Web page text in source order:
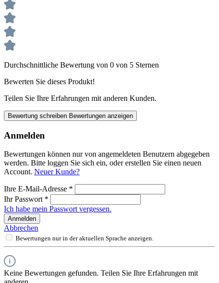
Durchschnittliche Bewertung von 0 von 5 Sternen
Bewerten Sie dieses Produkt!
Teilen Sie Ihre Erfahrungen mit anderen Kunden.
Bewertung schreiben Bewertungen anzeigen
Anmelden
Bewertungen können nur von angemeldeten Benutzern abgegeben
werden. Bitte loggen Sie sich ein, oder erstellen Sie einen neuen
Account. Neuer Kunde?
Ihre E-Mail-Adresse *
Ihr Passwort *
Ich habe mein Passwort vergessen.
Anmelden
Abbrechen
Bewertungen nur in der aktuellen Sprache anzeigen.
Keine Bewertungen gefunden. Teilen Sie Ihre Erfahrungen mit